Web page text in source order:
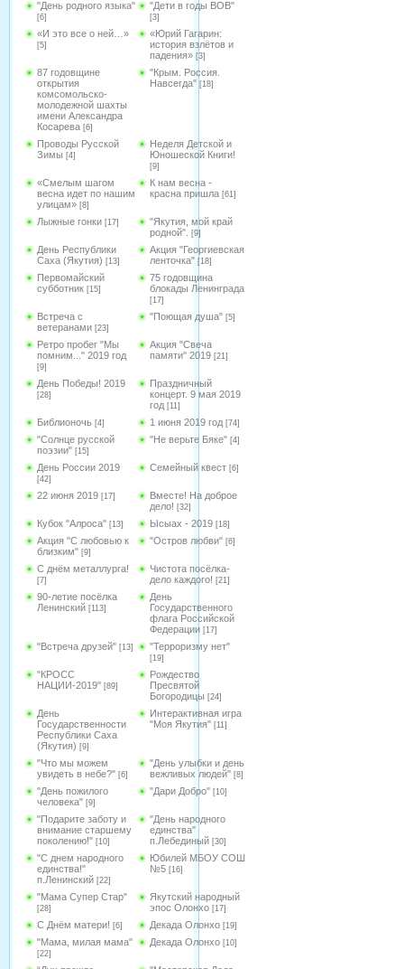
"День родного языка"
[6]
"Дети в годы ВОВ"
[3]
«И это все о ней…»
[5]
«Юрий Гагарин:
история взлётов и
падения» [3]
87 годовщине
открытия
комсомольско-
молодежной шахты
имени Александра
Косарева [6]
"Крым. Россия.
Навсегда" [18]
Проводы Русской
Зимы [4]
Неделя Детской и
Юношеской Книги!
[9]
«Смелым шагом
весна идет по нашим
улицам» [8]
К нам весна -
красна пришла [61]
Лыжные гонки [17]
"Якутия, мой край
родной".
[9]
День Республики
Саха (Якутия) [13]
Акция "Георгиевская
ленточка" [18]
Первомайский
субботник [15]
75 годовщина
блокады Ленинграда
[17]
Встреча с
ветеранами [23]
"Поющая душа" [5]
Ретро пробег "Мы
помним..." 2019 год
[9]
Акция "Свеча
памяти" 2019 [21]
День Победы! 2019
[28]
Праздничный
концерт. 9 мая 2019
год [11]
Библионочь [4] 1 июня 2019 год [74]
"Солнце русской
поэзии" [15]
"Не верьте Бяке" [4]
День России 2019
[42]
Семейный квест [6]
22 июня 2019 [17]
Вместе! На доброе
дело! [32]
Кубок "Алроса" [13] Ысыах - 2019 [18]
Акция "С любовью к
близким" [9]
"Остров любви" [6]
С днём металлурга!
[7]
Чистота посёлка-
дело каждого! [21]
90-летие посёлка
Ленинский [113]
День
Государственного
флага Российской
Федерации [17]
"Встреча друзей" [13] "Терроризму нет"
[19]
"КРОСС
НАЦИИ-2019" [89]
Рождество
Пресвятой
Богородицы [24]
День
Государственности
Республики Саха
(Якутия) [9]
Интерактивная игра
"Моя Якутия" [11]
"Что мы можем
увидеть в небе?" [6]
"День улыбки и день
вежливых людей" [8]
"День пожилого
человека" [9]
"Дари Добро" [10]
"Подарите заботу и
внимание старшему
поколению!" [10]
"День народного
единства"
п.Лебединый [30]
"С днем народного
единства!"
п.Ленинский [22]
Юбилей МБОУ СОШ
№5 [16]
"Мама Супер Стар"
[28]
Якутский народный
эпос Олонхо [17]
С Днём матери! [6] Декада Олонхо [19]
"Мама, милая мама"
[22]
Декада Олонхо [10]